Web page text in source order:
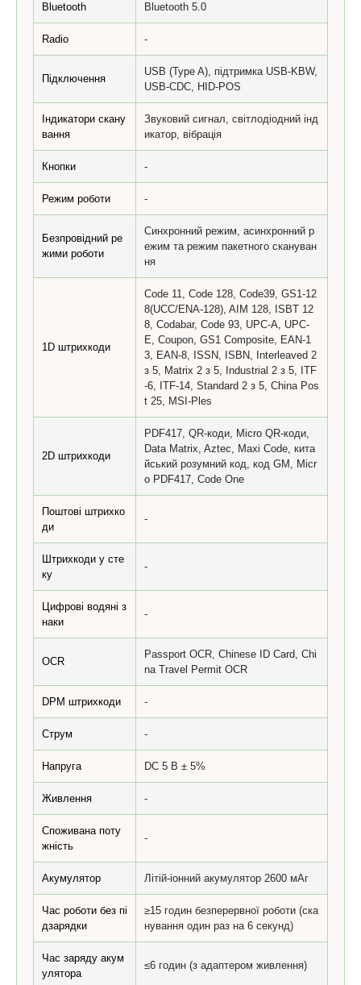
Bluetooth Bluetooth 5.0
Radio -
Підключення
USB (Type A), підтримка USB-KBW,
USB-CDC, HID-POS
Індикатори скану
вання
Звуковий сигнал, світлодіодний інд
икатор, вібрація
Кнопки -
Режим роботи -
Безпровідний ре
жими роботи
Синхронний режим, асинхронний р
ежим та режим пакетного скануван
ня
1D штрихкоди
Code 11, Code 128, Code39, GS1-12
8(UCC/ENA-128), AIM 128, ISBT 12
8, Codabar, Code 93, UPC-A, UPC-
E, Coupon, GS1 Composite, EAN-1
3, EAN-8, ISSN, ISBN, Interleaved 2
з 5, Matrix 2 з 5, Industrial 2 з 5, ITF
-6, ITF-14, Standard 2 з 5, China Pos
t 25, MSI-Ples
2D штрихкоди
PDF417, QR-коди, Micro QR-коди,
Data Matrix, Aztec, Maxi Code, кита
йський розумний код, код GM, Micr
o PDF417, Code One
Поштові штрихко
ди
-
Штрихкоди у сте
ку
-
Цифрові водяні з
наки
-
OCR
Passport OCR, Chinese ID Card, Chi
na Travel Permit OCR
DPM штрихкоди -
Струм -
Напруга DC 5 В ± 5%
Живлення -
Споживана поту
жність
-
Акумулятор Літій-іонний акумулятор 2600 мАг
Час роботи без пі
дзарядки
≥15 годин безперервної роботи (ска
нування один раз на 6 секунд)
Час заряду акум
улятора
≤6 годин (з адаптером живлення)